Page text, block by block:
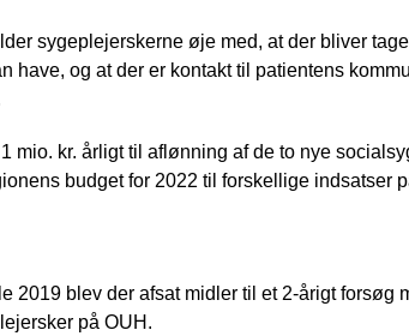
sygeplejerskerne øje med, at der bliver
have, og at der er kontakt til patientens
mio. kr. årligt til aflønning af de to nye
budget for 2022 til forskellige indsatser
2019 blev der afsat midler til et 2-årigt
på OUH.